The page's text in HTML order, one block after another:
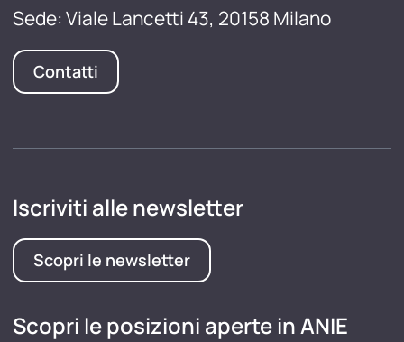
Sede: Viale Lancetti 43, 20158 Milano
Contatti
Iscriviti alle newsletter
Scopri le newsletter
Scopri le posizioni aperte in ANIE